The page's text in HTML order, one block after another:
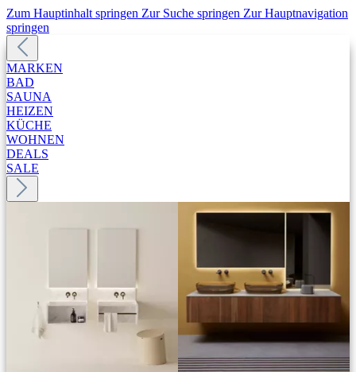
Zum Hauptinhalt springen Zur Suche springen Zur Hauptnavigation
springen
MARKEN
BAD
SAUNA
HEIZEN
KÜCHE
WOHNEN
DEALS
SALE